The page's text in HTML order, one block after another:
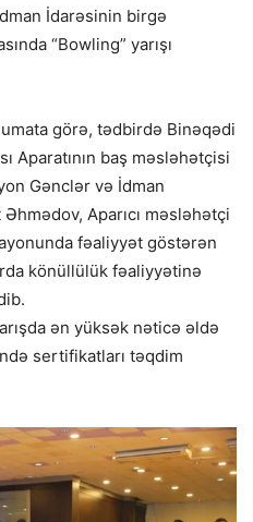
İdarəsinin birgə
“Bowling” yarışı
görə, tədbirdə Binəqədi
Aparatının baş məsləhətçisi
Gənclər və İdman
Aparıcı məsləhətçi
fəaliyyət göstərən
könüllülük fəaliyyətinə
ən yüksək nəticə əldə
sertifikatları təqdim